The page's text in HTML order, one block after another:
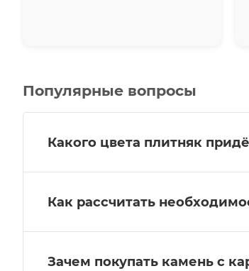
Популярные вопросы
Какого цвета плитняк
Как рассчитать
Зачем покупать камень с